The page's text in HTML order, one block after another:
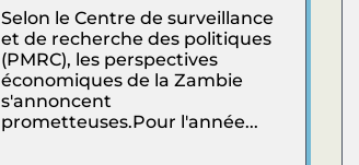
Selon le Centre de surveillance
et de recherche des politiques
(PMRC), les perspectives
économiques de la Zambie
s'annoncent
prometteuses.Pour l'année...